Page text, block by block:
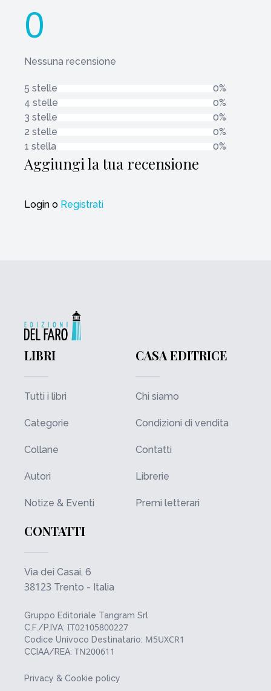
0
Nessuna recensione
5 stelle
0%
4 stelle
0%
3 stelle
0%
2 stelle
0%
1 stella
0%
Aggiungi la tua recensione
Login o Registrati
LIBRI
Tutti i libri
Categorie
Collane
Autori
Notize & Eventi
CASA EDITRICE
Chi siamo
Condizioni di vendita
Contatti
Librerie
Premi letterari
CONTATTI
Via dei Casai, 6
38123 Trento - Italia
Gruppo Editoriale Tangram Srl
C.F./P.IVA: IT02105800227
Codice Univoco Destinatario: M5UXCR1
CCIAA/REA: TN200611
Privacy & Cookie policy